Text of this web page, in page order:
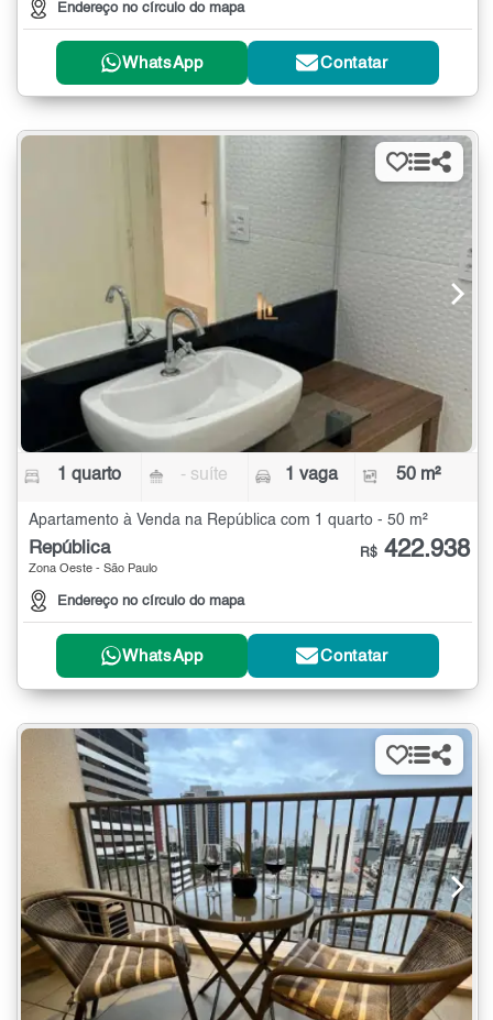
Endereço no círculo do mapa
WhatsApp Contatar
1 quarto - suíte 1 vaga 50 m²
Apartamento à Venda na República com 1 quarto - 50 m²
República
Zona Oeste - São Paulo
Endereço no círculo do mapa
R$ 422.938
WhatsApp Contatar